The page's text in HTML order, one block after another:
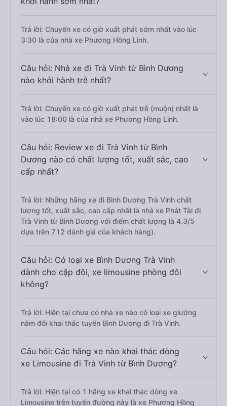
Trả lời: Chuyến xe có giờ xuất phát sớm nhất vào lúc
3:30 là của nhà xe Phương Hồng Linh.
Câu hỏi: Nhà xe đi Trà Vinh từ Bình Dương
nào khởi hành trễ nhất?
Trả lời: Chuyến xe có giờ xuất phát trễ (muộn) nhất là
vào lúc 18:00 là của nhà xe Phương Hồng Linh.
Câu hỏi: Review xe đi Trà Vinh từ Bình
Dương nào có chất lượng tốt, xuất sắc, cao
cấp nhất?
Trả lời: Những hãng xe đi Bình Dương Trà Vinh chất
lượng tốt, xuất sắc, cao cấp nhất là nhà xe Phát Tài đi
Trà Vinh từ Bình Dương với điểm chất lượng là 4.3/5
dựa trên 712 đánh giá của khách hàng).
Câu hỏi: Có loại xe Bình Dương Trà Vinh
dành cho cặp đôi, xe limousine phòng đôi
không?
Trả lời: Hiện tại chưa có nhà xe nào có loại xe giường
nằm đôi khai thác tuyến Bình Dương đi Trà Vinh.
Câu hỏi: Các hãng xe nào khai thác dòng
xe Limousine đi Trà Vinh từ Bình Dương?
Trả lời: Hiện tại có 1 hãng xe khai thác dòng xe
Limousine trên tuyến đường này là xe Phương Hồng